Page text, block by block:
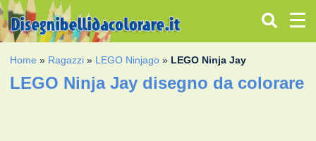
Home » Ragazzi » LEGO Ninjago » LEGO Ninja Jay
LEGO Ninja Jay disegno da colorare